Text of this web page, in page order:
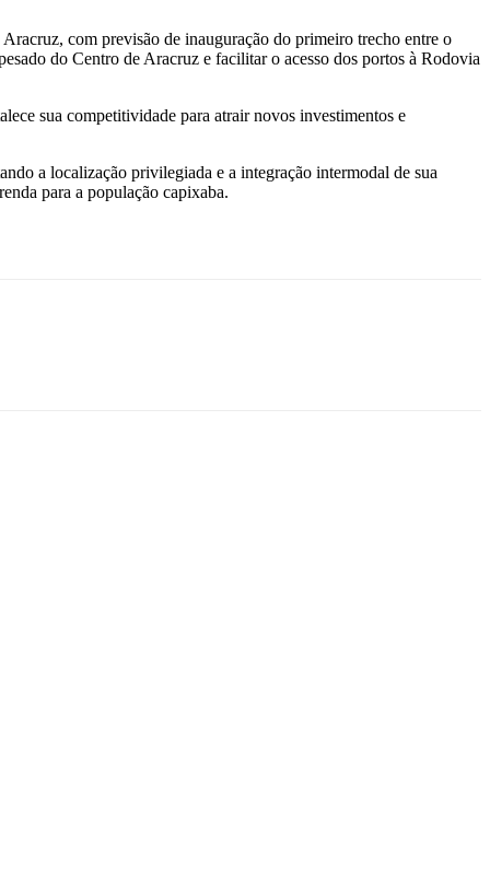
com previsão de inauguração do primeiro trecho entre o
do Centro de Aracruz e facilitar o acesso dos portos à Rodovia
sua competitividade para atrair novos investimentos e
a localização privilegiada e a integração intermodal de sua
para a população capixaba.